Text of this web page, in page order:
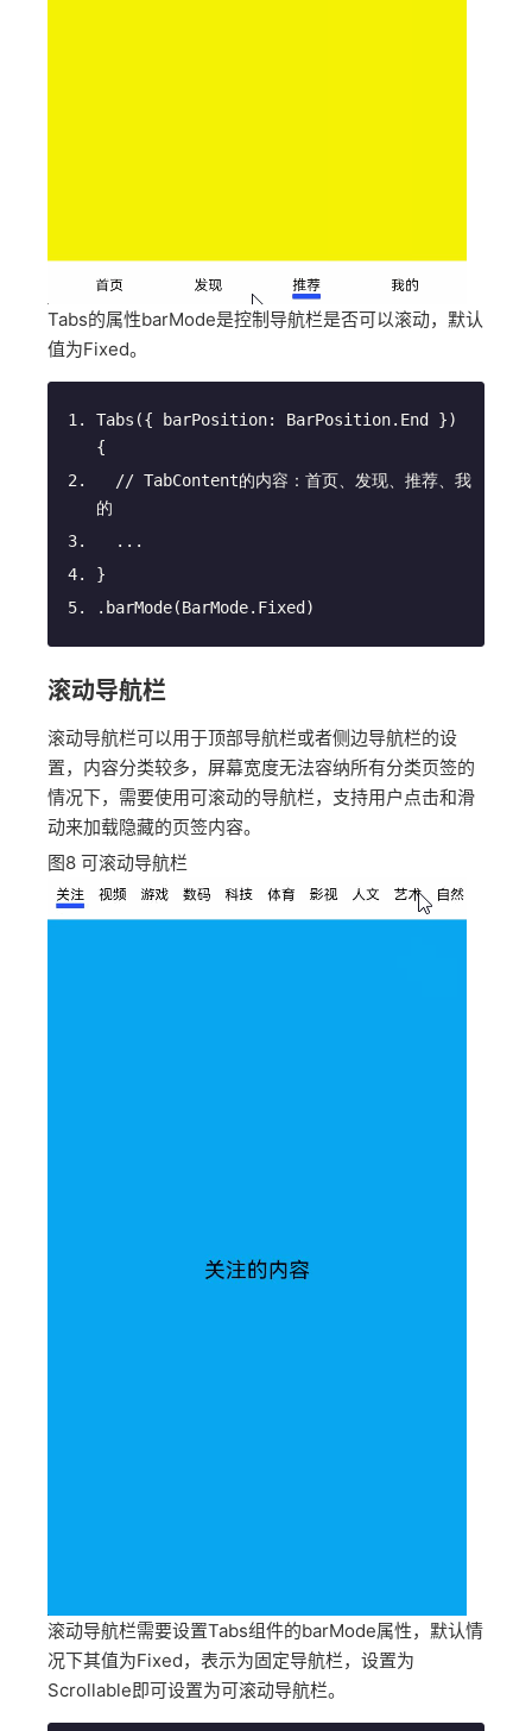
Tabs的属性barMode是控制导航栏是否可以滚动，默认
值为Fixed。
Tabs ({ barPosition: BarPosition.End })
{
// TabContent的内容：首页、发现、推荐、我
的
  ...
}
.barMode(BarMode.Fixed)
滚动导航栏
滚动导航栏可以用于顶部导航栏或者侧边导航栏的设
置，内容分类较多，屏幕宽度无法容纳所有分类页签的
情况下，需要使用可滚动的导航栏，支持用户点击和滑
动来加载隐藏的页签内容。
图8 可滚动导航栏
滚动导航栏需要设置Tabs组件的barMode属性，默认情
况下其值为Fixed，表示为固定导航栏，设置为
Scrollable即可设置为可滚动导航栏。